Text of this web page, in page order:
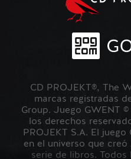
CD PROJEKT®, The
marcas registradas
Group. Juego GWENT
los derechos
PROJEKT S.A. El
en el universo que creó
serie de libros. Todos